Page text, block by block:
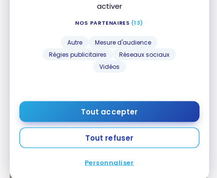
activer
NOS PARTENAIRES (13)
Autre
Mesure d'audience
Régies publicitaires
Réseaux sociaux
Vidéos
Tout accepter
Tout refuser
Personnaliser
Bonvoy
Bonvoy